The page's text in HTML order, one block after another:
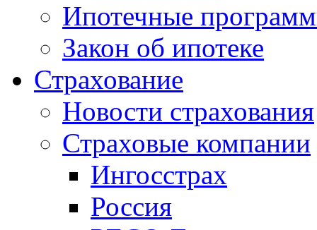
Ипотечные
Закон об ипотеке
Страхование
Новости страхования
Страховые компании
Ингосстрах
Россия